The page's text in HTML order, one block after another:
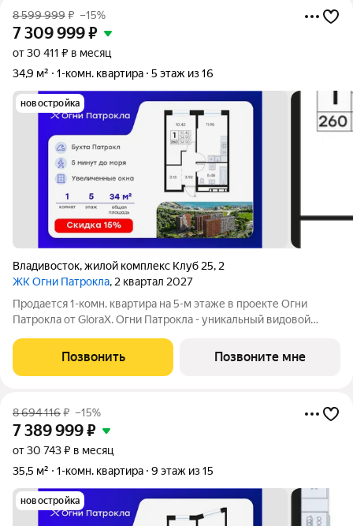
8 599 999₽ –15%
7 309 999₽
от 30 411 ₽ в месяц
34,9 м²
1-комн. квартира 5 этаж из 16
новостройка
Владивосток,жилой комплекс Клуб 25, 2
ЖК Огни Патрокла, 2 квартал 2027
Продается 1-комн. квартира на 5-м этаже в проекте Огни
Патрокла от GloraX. Огни Патрокла - уникальный видовой
Владивостока. Общая площадь лота составляет 34,90 кв. м, из
которых 10,42 кв. м
Позвонить Позвоните мне
8 694 116₽ –15%
7 389 999₽
от 30 743 ₽ в месяц
35,5 м²
1-комн. квартира 9 этаж из 15
новостройка